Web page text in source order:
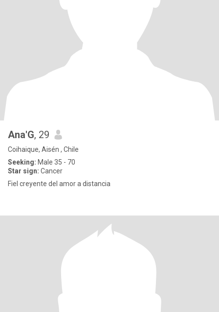
Ana'G, 29
Coihaique, Aisén , Chile
Seeking: Male 35 - 70
Star sign: Cancer
Fiel creyente del amor a distancia